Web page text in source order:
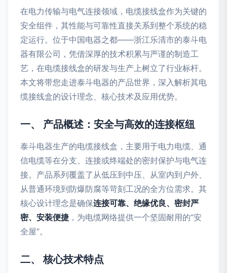
在电力传输与电气连接领域，电缆接线盒作为关键的
安全组件，其性能与可靠性直接关系到整个系统的稳
定运行。位于中国电器之都——浙江乐清市的泰斗电
器有限公司，凭借深厚的技术积累与严谨的制造工
艺，在电缆接线盒的研发与生产上树立了行业标杆。
本文将带您走进泰斗电器的产品世界，深入解析其电
缆接线盒的设计理念、核心技术及应用优势。
一、 产品概述：安全与高效的连接枢纽
泰斗电器生产的电缆接线盒，主要用于电力电缆、通
信电缆等在分支、连接或终端处的密封保护与电气连
接。产品系列覆盖了从低压到中压、从室内到户外、
从普通环境到防爆防腐等苛刻工况的全方位需求。其
核心设计理念是确保连接可靠、绝缘优良、密封严
密、安装便捷 ，为电缆网络提供一个坚固耐用的“安
全屋”。
二、 核心技术特点